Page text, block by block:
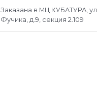
Заказана в МЦ КУБАТУРА, ул.
Фучика, д.9, секция 2.109